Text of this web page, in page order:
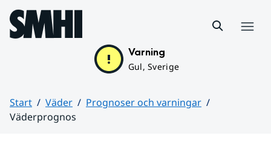
Hoppa till sidans innehåll
Varning
Gul, Sverige
Start Väder
Prognoser och varningar
Väderprognos